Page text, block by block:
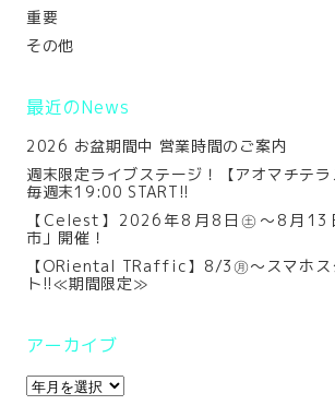
重要
その他
最近のNews
2026 お盆期間中 営業時間のご案内
週末限定ライブステージ！【アオマチテラ
毎週末19:00 START!!
【Celest】2026年8月8日㊏～8月13
市」開催！
【ORiental TRaffic】8/3㊊～スマホス
ト!!≪期間限定≫
アーカイブ